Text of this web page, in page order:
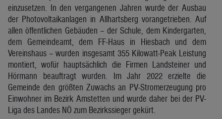
einzusetzen. In den vergangenen Jahren wurde der Ausbau
der Photovoltaikanlagen in Allhartsberg vorangetrieben. Auf
allen öffentlichen Gebäuden – der Schule, dem Kindergarten,
dem Gemeindeamt, dem FF-Haus in Hiesbach und dem
Vereinshaus – wurden insgesamt 355 Kilowatt-Peak Leistung
montiert, wofür hauptsächlich die Firmen Landsteiner und
Hörmann beauftragt wurden. Im Jahr 2022 erzielte die
Gemeinde den größten Zuwachs an PV-Stromerzeugung pro
Einwohner im Bezirk Amstetten und wurde daher bei der PV-
Liga des Landes NÖ zum Bezirkssieger gekürt.